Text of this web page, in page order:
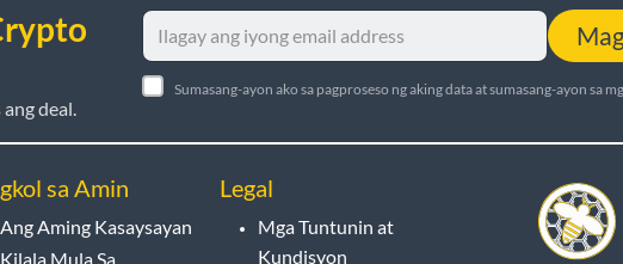
deal.
Sumasang-ayon ako sa pagproseso ng aking data at sumasang-ayon sa
sa Amin
Ang Aming Kasaysayan
Kilala Mula Sa
Legal
Mga Tuntunin at
Kundisyon